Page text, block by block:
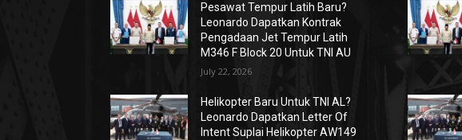
Pesawat Tempur Latih Baru?
Leonardo Dapatkan Kontrak
Pengadaan Jet Tempur Latih
M346 F Block 20 Untuk TNI AU
July 22, 2026
Helikopter Baru Untuk TNI AL?
Leonardo Dapatkan Letter Of
Intent Suplai Helikopter AW149